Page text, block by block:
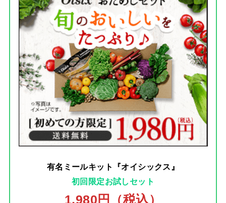
有名ミールキット『オイシックス』
初回限定お試しセット
1,980円（税込）